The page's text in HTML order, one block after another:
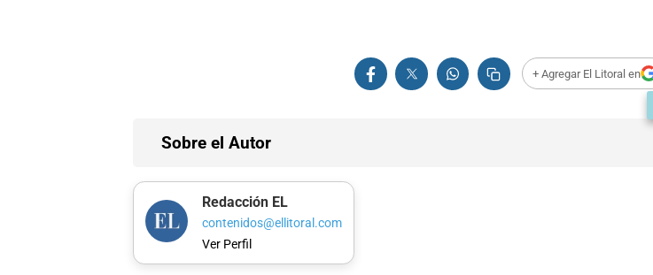
+ Agregar El Litoral en
Sobre el Autor
Redacción EL
contenidos@ellitoral.com
Ver Perfil